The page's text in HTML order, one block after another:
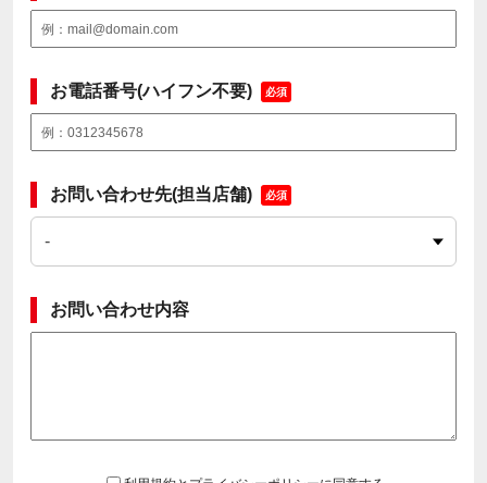
お電話番号(ハイフン不要) 必須
お問い合わせ先(担当店舗) 必須
お問い合わせ内容